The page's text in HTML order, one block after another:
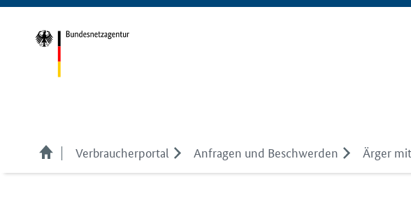
Verbraucherportal Anfragen und Beschwerden Ärger